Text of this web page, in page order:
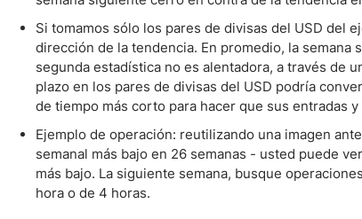
Si tomamos sólo los pares de divisas del USD del
dirección de la tendencia. En promedio, la
segunda estadística no es alentadora, a través de
plazo en los pares de divisas del USD podría
de tiempo más corto para hacer que sus entradas
Ejemplo de operación: reutilizando una imagen
semanal más bajo en 26 semanas - usted puede
más bajo. La siguiente semana, busque
hora o de 4 horas.